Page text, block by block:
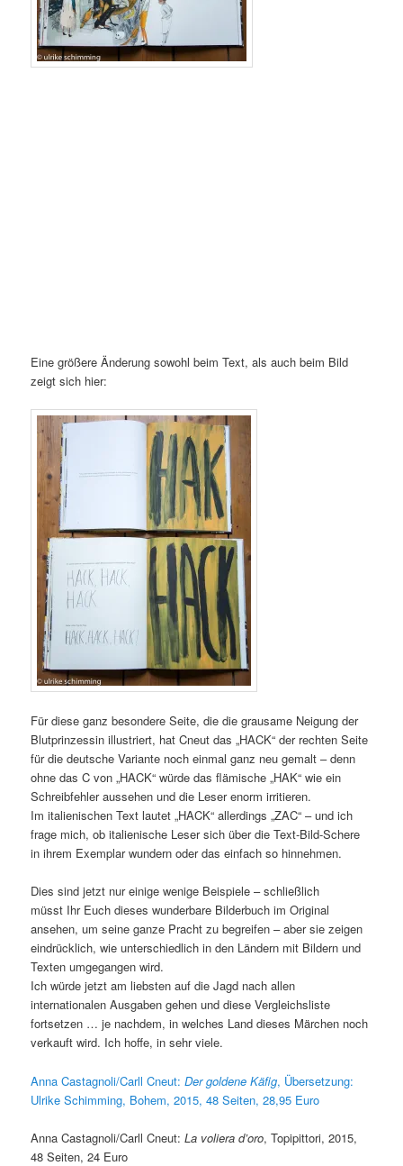
Eine größere Änderung sowohl beim Text, als auch beim Bild
zeigt sich hier:
Für diese ganz besondere Seite, die die grausame Neigung der
Blutprinzessin illustriert, hat Cneut das „HACK“ der rechten Seite
für die deutsche Variante noch einmal ganz neu gemalt – denn
ohne das C von „HACK“ würde das flämische „HAK“ wie ein
Schreibfehler aussehen und die Leser enorm irritieren.
Im italienischen Text lautet „HACK“ allerdings „ZAC“ – und ich
frage mich, ob italienische Leser sich über die Text-Bild-Schere
in ihrem Exemplar wundern oder das einfach so hinnehmen.
Dies sind jetzt nur einige wenige Beispiele – schließlich
müsst Ihr Euch dieses wunderbare Bilderbuch im Original
ansehen, um seine ganze Pracht zu begreifen – aber sie zeigen
eindrücklich, wie unterschiedlich in den Ländern mit Bildern und
Texten umgegangen wird.
Ich würde jetzt am liebsten auf die Jagd nach allen
internationalen Ausgaben gehen und diese Vergleichsliste
fortsetzen … je nachdem, in welches Land dieses Märchen noch
verkauft wird. Ich hoffe, in sehr viele.
Anna Castagnoli/Carll Cneut:Der goldene Käfig, Übersetzung:
Ulrike Schimming, Bohem, 2015, 48 Seiten, 28,95 Euro
Anna Castagnoli/Carll Cneut:La voliera d’oro, Topipittori, 2015,
48 Seiten, 24 Euro